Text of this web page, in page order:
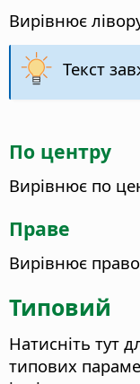
Вирівнює
Текст
По центру
Вирівнює по
Праве
Вирівнює
Типовий
Натисніть тут
типових